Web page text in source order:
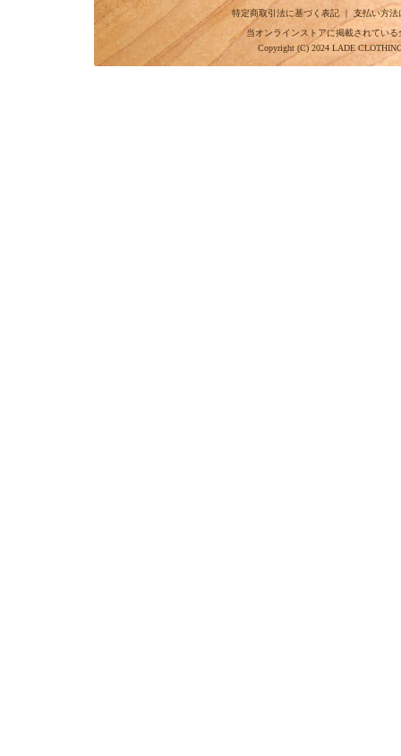
特定商取引法に基づく表記｜ 支払い方法
当オンラインストアに掲載されてい
Copyright (C) 2024 LADE